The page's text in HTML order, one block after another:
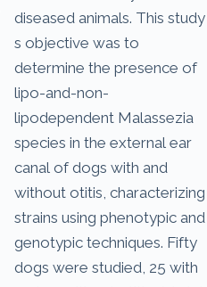
diseased animals. This study
s objective was to
determine the presence of
lipo-and-non-
lipodependent Malassezia
species in the external ear
canal of dogs with and
without otitis, characterizing
strains using phenotypic and
genotypic techniques. Fifty
dogs were studied, 25 with